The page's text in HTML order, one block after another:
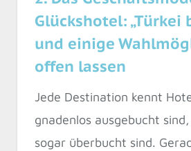
Glückshotel: „Türkei
und einige
offen lassen
Jede Destination kennt
gnadenlos ausgebucht
sogar überbucht sind.